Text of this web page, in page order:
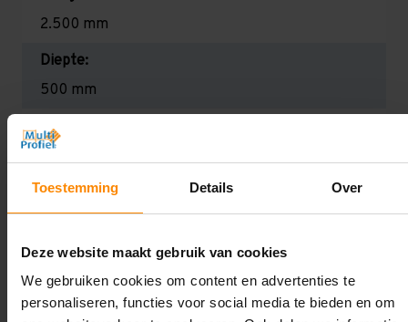
Toestemming Details Over
Deze website maakt gebruik van cookies
We gebruiken cookies om content en advertenties te
personaliseren, functies voor social media te bieden en om
2.500 mm
Diepte:
500 mm
Lengte:
Liggerlengte:
Aantal niveaus:
7